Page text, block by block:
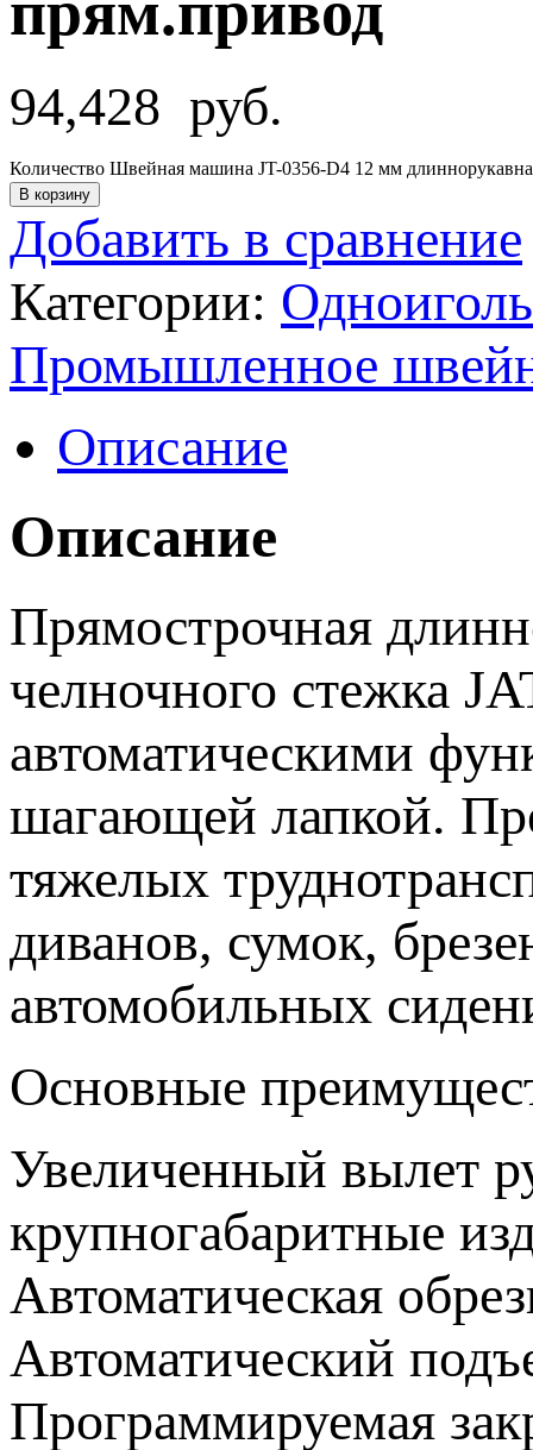
94,428 руб.
Количество Швейная машина JT-0356-D4 12 мм
В корзину
Добавить в сравнение
Категории:
Промышленное
Описание
Описание
Прямострочная
челночного стежка
автоматическими
шагающей лапкой.
тяжелых
диванов, сумок,
автомобильных
Основные
Увеличенный вылет
крупногабаритные
Автоматическая
Автоматический
Программируемая